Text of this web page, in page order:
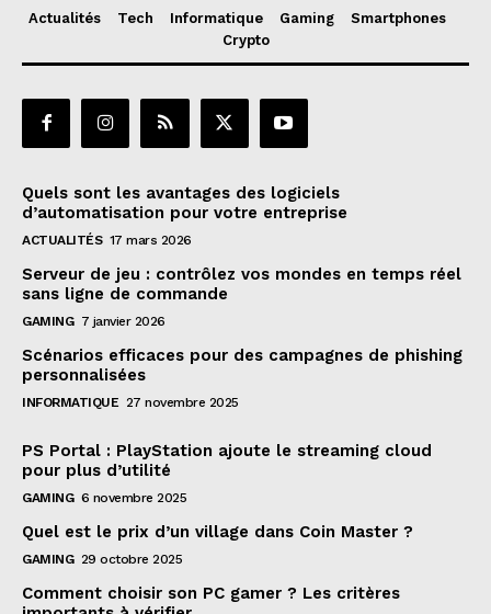
Actualités Tech Informatique Gaming
Smartphones
Crypto
Quels sont les avantages des logiciels
d’automatisation pour votre entreprise
ACTUALITÉS 17 mars 2026
Serveur de jeu : contrôlez vos mondes en temps réel
sans ligne de commande
GAMING 7 janvier 2026
Scénarios efficaces pour des campagnes de phishing
personnalisées
INFORMATIQUE 27 novembre 2025
PS Portal : PlayStation ajoute le streaming cloud
pour plus d’utilité
GAMING 6 novembre 2025
Quel est le prix d’un village dans Coin Master ?
GAMING 29 octobre 2025
Comment choisir son PC gamer ? Les critères